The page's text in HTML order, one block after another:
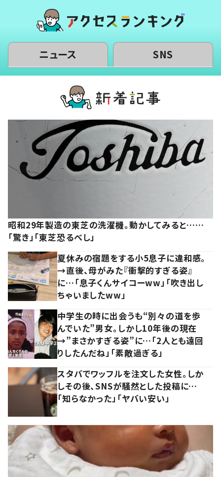
ニュース SNS
昭和29年製造の東芝の洗濯機。動かしてみると……
「驚き」「東芝恐るべし」
夏休みの宿題をする小5息子に違和感。
→直後、母がみた『衝撃的すぎる姿』
に…「息子くんサイコーww」「吹き出し
ちゃいましたww」
中学生の時に出会うも“別々の道を歩
んでいた”男女。しかし10年後の現在
→”まさかすぎる姿”に…「2人とも遠回
りしたんだね」「素敵過ぎる」
スタバでワッフルを注文した女性。しか
しその後、SNSが騒然とした投稿に…
「知らなかった」「ヤバい安い」